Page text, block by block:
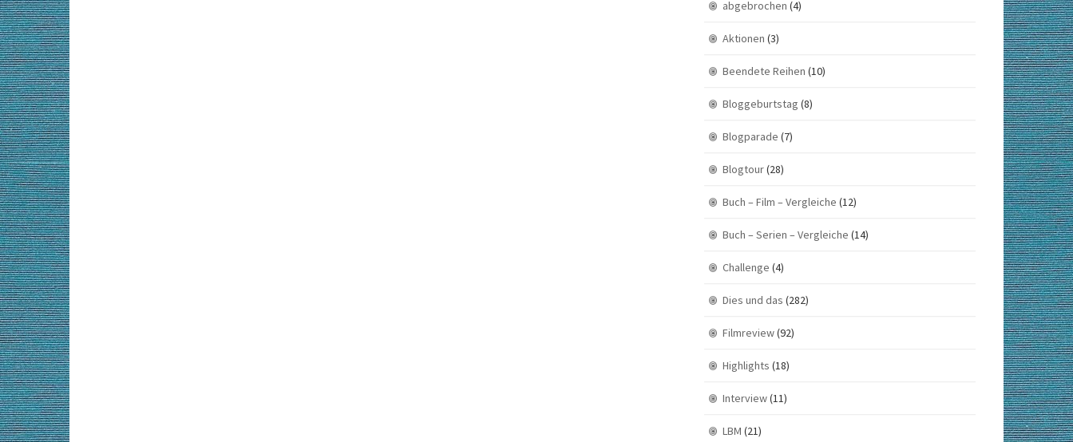
abgebrochen (4)
Aktionen (3)
Beendete Reihen (10)
Bloggeburtstag (8)
Blogparade (7)
Blogtour(28)
Buch – Film – Vergleiche (12)
Buch – Serien – Vergleiche (14)
Challenge (4)
Dies und das (282)
Filmreview(92)
Highlights (18)
Interview(11)
LBM (21)